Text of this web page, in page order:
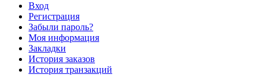
Вход
Регистрация
Забыли пароль?
Моя информация
Закладки
История заказов
История транзакций